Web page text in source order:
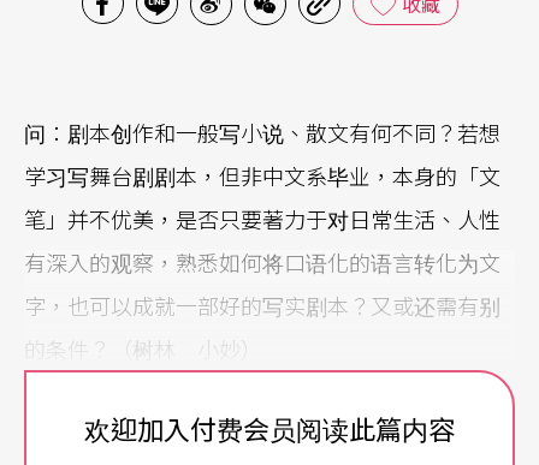
问：剧本创作和一般写小说、散文有何不同？若想
学习写舞台剧剧本，但非中文系毕业，本身的「文
笔」并不优美，是否只要著力于对日常生活、人性
有深入的观察，熟悉如何将口语化的语言转化为文
字，也可以成就一部好的写实剧本？又或还需有别
的条件？（树林 小妙）
答：你的第一个问题很大，我只能简要地回答。剧
欢迎加入付费会员阅读此篇内容